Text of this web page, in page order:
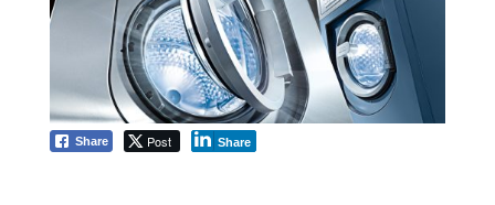
Share Post Share